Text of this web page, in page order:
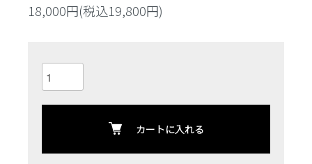
18,000円(税込19,800円)
カートに入れる